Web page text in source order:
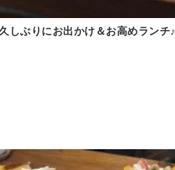
しぶりにお出かけ＆お高めランチ♪